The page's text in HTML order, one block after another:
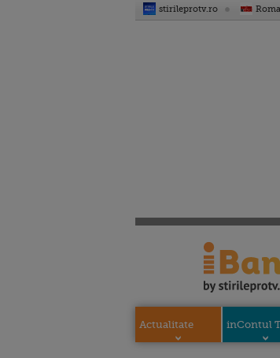
stirileprotv.ro
Actualitate inContul